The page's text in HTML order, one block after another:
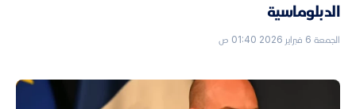
الدبلوماسية
الجمعة 6 فبراير 2026 01:40 ص